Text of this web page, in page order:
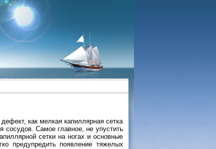
как мелкая капиллярная сетка
сосудов. Самое главное, не упустить
сетки на ногах и основные
предупредить появление тяжелых